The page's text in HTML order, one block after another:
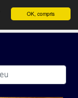
OK, compris